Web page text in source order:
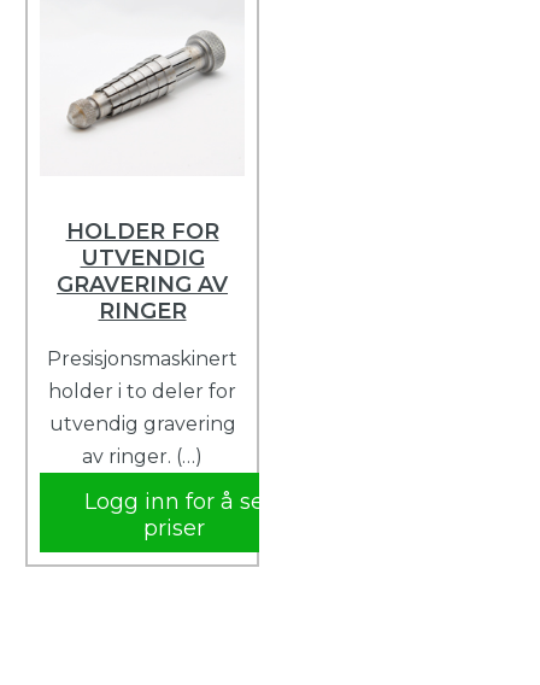
HOLDER FOR
UTVENDIG
GRAVERING AV
RINGER
Presisjonsmaskinert
holder i to deler for
utvendig gravering
av ringer. (…)
Logg inn for å se
priser